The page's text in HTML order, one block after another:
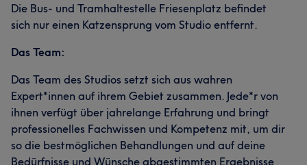
Die Bus- und Tramhaltestelle Friesenplatz befindet
sich nur einen Katzensprung vom Studio entfernt.
Das Team:
Das Team des Studios setzt sich aus wahren
Expert*innen auf ihrem Gebiet zusammen. Jede*r von
ihnen verfügt über jahrelange Erfahrung und bringt
professionelles Fachwissen und Kompetenz mit, um dir
so die bestmöglichen Behandlungen und auf deine
Bedürfnisse und Wünsche abgestimmten Ergebnisse